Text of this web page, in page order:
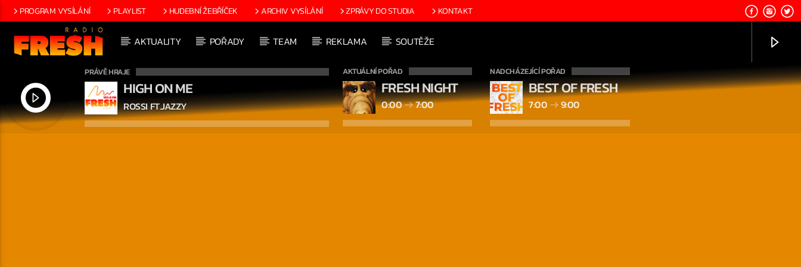
PROGRAM VYSÍLÁNÍ PLAYLIST HUDEBNÍ ŽEBŘÍČEK ARCHIV VYSÍLÁNÍ ZPRÁVY DO STUDIA KONTAKT
AKTUALITY POŘADY TEAM REKLAMA SOUTĚŽE
PRÁVĚ HRAJE
HIGH ON ME
ROSSI FT.JAZZY
AKTUÁLNÍ POŘAD
FRESH NIGHT
0:00 7:00
NADCHÁZEJÍCÍ POŘAD
BEST OF FRESH
7:00 9:00